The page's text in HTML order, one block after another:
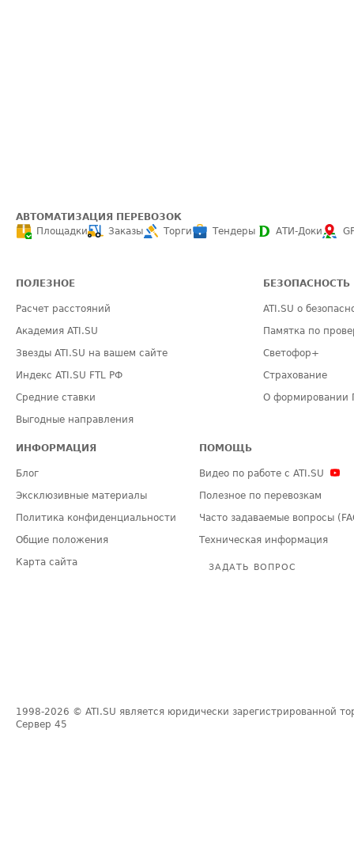
АВТОМАТИЗАЦИЯ ПЕРЕВОЗОК
Площадки
Заказы Торги Тендеры АТИ-Доки
ПОЛЕЗНОЕ
Расчет расстояний
Академия ATI.SU
Звезды ATI.SU на вашем сайте
Индекс ATI.SU FTL РФ
Средние ставки
Выгодные направления
БЕЗОПАСНОСТЬ
ATI.SU о
Памятка по
Светофор+
Страхование
О формировании
ИНФОРМАЦИЯ
Блог
Эксклюзивные материалы
Политика конфиденциальности
Общие положения
Карта сайта
ПОМОЩЬ
Видео по работе с ATI.SU
Полезное по перевозкам
Часто задаваемые вопросы
Техническая информация
ЗАДАТЬ ВОПРОС
1998-2026 © ATI.SU является юридически зарегистрированной
Сервер 45